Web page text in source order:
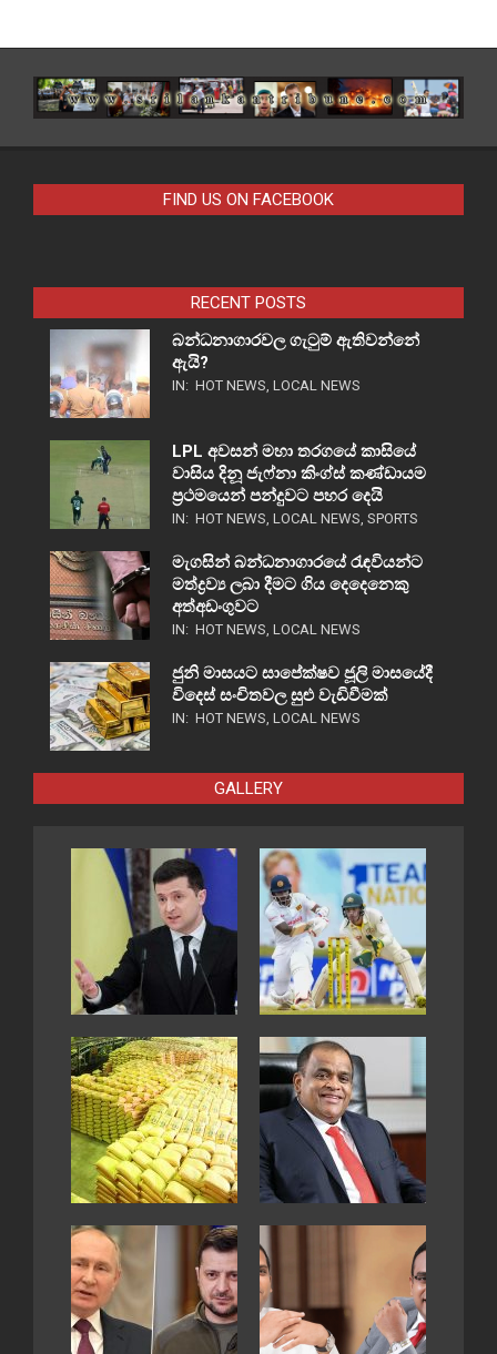
FIND US ON FACEBOOK
RECENT POSTS
බන්ධනාගාරවල ගැටුම් ඇතිවන්නේ
ඇයි?
IN: HOT NEWS, LOCAL NEWS
LPL අවසන් මහා තරගයේ කාසියේ
වාසිය දිනූ ජැෆ්නා කිංග්ස් කණ්ඩායම
ප්‍රථමයෙන් පන්දුවට පහර දෙයි
IN: HOT NEWS, LOCAL NEWS, SPORTS
මැගසින් බන්ධනාගාරයේ රැඳවියන්ට
මත්ද්‍රව්‍ය ලබා දීමට ගිය දෙදෙනෙකු
අත්අඩංගුවට
IN: HOT NEWS, LOCAL NEWS
ජුනි මාසයට සාපේක්ෂව ජූලි මාසයේදී
විදෙස් සංචිතවල සුළු වැඩිවීමක්
IN: HOT NEWS, LOCAL NEWS
GALLERY